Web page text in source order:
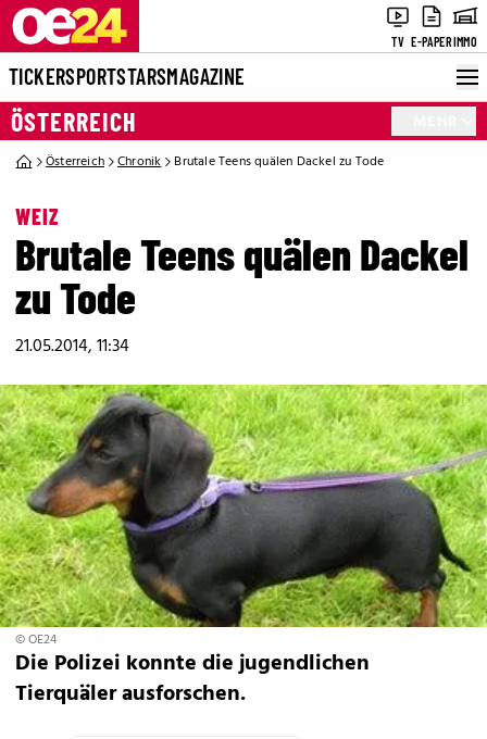
TV E-PAPERIMMO
TICKERSPORTSTARSMAGAZINE
ÖSTERREICH
Österreich Chronik Brutale Teens quälen Dackel zu Tode
WEIZ
Brutale Teens quälen Dackel
zu Tode
21.05.2014, 11:34
© OE24
Die Polizei konnte die jugendlichen
Tierquäler ausforschen.